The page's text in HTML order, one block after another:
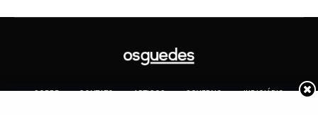
SOBRE CONTATO ARTIGOS GOVERNO
JUDICIÁRIO